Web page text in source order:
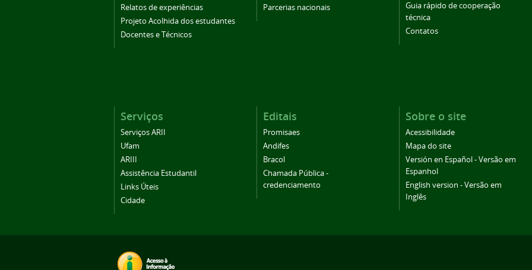
Relatos de experiências
Projeto Acolhida dos estudantes
Docentes e Técnicos
Parcerias nacionais
Guia rápido de cooperação
técnica
Contatos
Serviços
Serviços ARII
Ufam
ARIII
Assistência Estudantil
Links Úteis
Cidade
Editais
Promisaes
Andifes
Bracol
Chamada Pública -
credenciamento
Sobre o site
Acessibilidade
Mapa do site
Versión en Español - Versão em
Espanhol
English version - Versão em
Inglês